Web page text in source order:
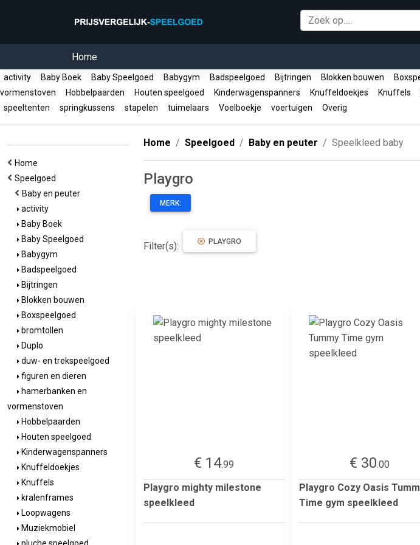
Home
activity Baby Boek Baby Speelgoed Babygym Badspeelgoed Bijtringen Blokken bouwen
vormenstoven
Hobbelpaarden Houten speelgoed Kinderwagenspanners Knuffeldoekjes Knuffels
speeltenten
springkussens stapelen tuimelaars Voelboekje voertuigen Overig
Home
Speelgoed
Baby en peuter
activity
Baby Boek
Baby Speelgoed
Babygym
Badspeelgoed
Bijtringen
Blokken bouwen
Boxspeelgoed
bromtollen
Duplo
duw- en trekspeelgoed
figuren en dieren
hamerbanken en
vormenstoven
Hobbelpaarden
Houten speelgoed
Kinderwagenspanners
Knuffeldoekjes
Knuffels
kralenframes
Loopwagens
Muziekmobiel
Home Speelgoed Baby en peuter Speelkleed baby
Playgro
MERK:
Filter(s): PLAYGRO
€ 14.99
Playgro mighty milestone
speelkleed
€ 30.00
Playgro Cozy Oasis
Time gym speelkleed